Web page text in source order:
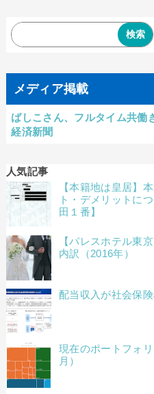
メディア掲載
ばしこさん、フルタイム共働
経済新聞
人気記事
【本籍地は皇居】
ト・デメリットに
田１番】
【パレスホテル東
内訳（2016年）
配当収入が社会保
現在のポートフォ
月）